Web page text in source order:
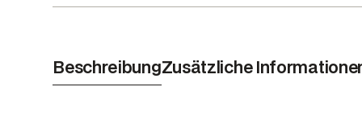
BeschreibungZusätzliche